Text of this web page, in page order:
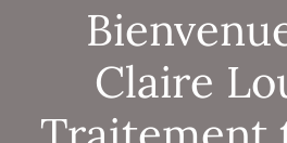
Claire